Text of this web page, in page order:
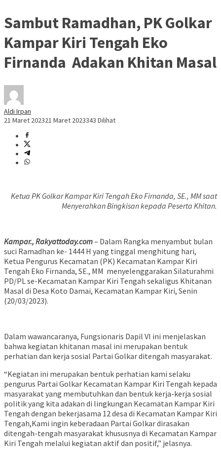
Sambut Ramadhan, PK Golkar
Kampar Kiri Tengah Eko
Firnanda Adakan Khitan Masal
Aldi Irpan
21 Maret 202321 Maret 2023343 Dilihat
Ketua PK Golkar Kampar Kiri Tengah Eko Firnanda, SE., MM saat
Menyerahkan Bingkisan kepada Peserta Khitan.
Kampar., Rakyattoday.com– Dalam Rangka menyambut bulan
suci Ramadhan ke- 1444 H yang tinggal menghitung hari,
Ketua Pengurus Kecamatan (PK) Kecamatan Kampar Kiri
Tengah Eko Firnanda, SE., MM menyelenggarakan Silaturahmi
PD/PL se-Kecamatan Kampar Kiri Tengah sekaligus Khitanan
Masal di Desa Koto Damai, Kecamatan Kampar Kiri, Senin
(20/03/2023).
Dalam wawancaranya, Fungsionaris Dapil VI ini menjelaskan
bahwa kegiatan khitanan masal ini merupakan bentuk
perhatian dan kerja sosial Partai Golkar ditengah masyarakat.
“Kegiatan ini merupakan bentuk perhatian kami selaku
pengurus Partai Golkar Kecamatan Kampar Kiri Tengah kepada
masyarakat yang membutuhkan dan bentuk kerja-kerja sosial
politik yang kita adakan di lingkungan Kecamatan Kampar Kiri
Tengah dengan bekerjasama 12 desa di Kecamatan Kampar Kiri
Tengah,Kami ingin keberadaan Partai Golkar dirasakan
ditengah-tengah masyarakat khususnya di Kecamatan Kampar
Kiri Tengah melalui kegiatan aktif dan positif,” jelasnya.